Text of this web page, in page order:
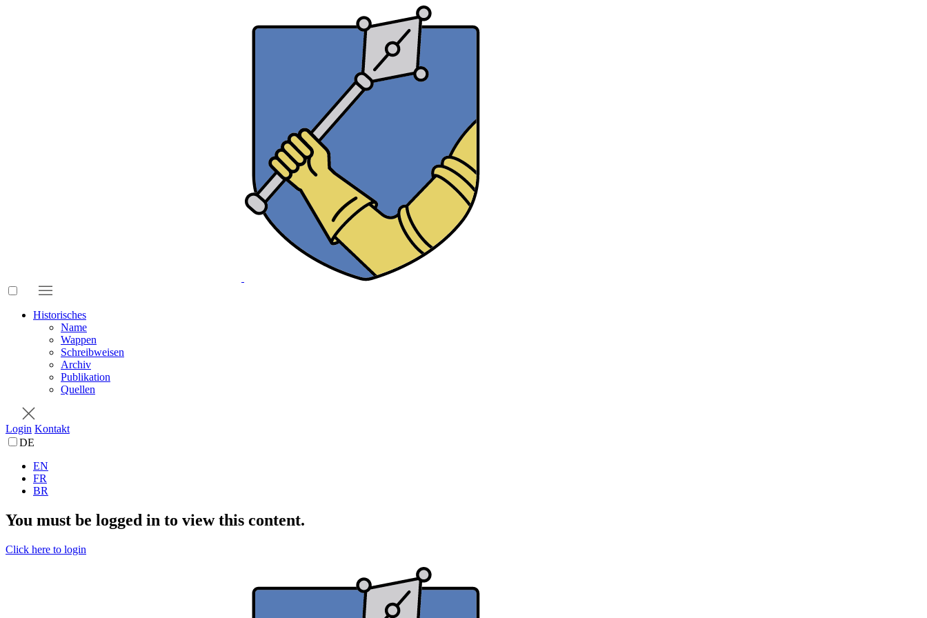
Historisches
Name
Wappen
Schreibweisen
Archiv
Publikation
Quellen
Login Kontakt
DE
EN
FR
BR
You must be logged in to view this content.
Click here to login